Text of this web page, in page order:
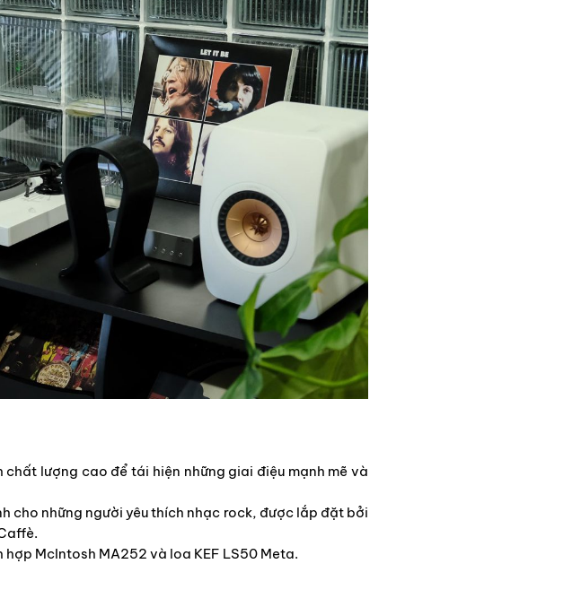
lượng cao để tái hiện những giai điệu mạnh mẽ và
cho những người yêu thích nhạc rock, được lắp đặt bởi
McIntosh MA252 và loa KEF LS50 Meta.